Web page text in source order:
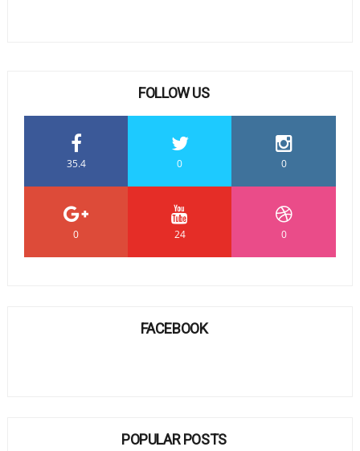
FOLLOW US
35.4 0 0
0 24 0
FACEBOOK
POPULAR POSTS